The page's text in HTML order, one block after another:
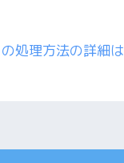
処理方法の詳細は